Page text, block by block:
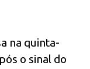
na quinta-
o sinal do